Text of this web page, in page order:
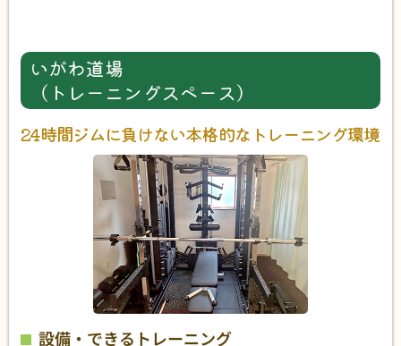
いがわ道場
（トレーニングスペース）
24時間ジムに負けない本格的なトレーニング環境
設備・できるトレーニング